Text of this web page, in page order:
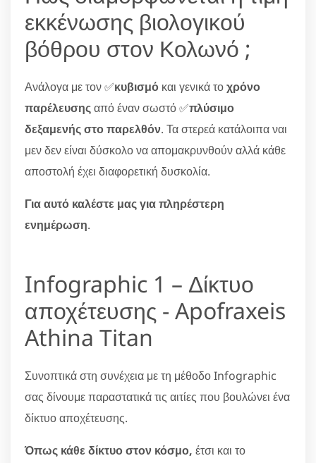
εκκένωσης βιολογικού
βόθρου στον Κολωνό ;
Ανάλογα με τον ✅κυβισμό και γενικά τοχρόνο
παρέλευσηςαπό έναν σωστό ✅πλύσιμο
δεξαμενής στο παρελθόν. Τα στερεά κατάλοιπα ναι
μεν δεν είναι δύσκολο να απομακρυνθούν αλλά κάθε
αποστολή έχει διαφορετική δυσκολία.
Για αυτό καλέστε μας για πληρέστερη
ενημέρωση.
Infographic 1 – Δίκτυο
αποχέτευσης - Apofraxeis
Athina Titan
Συνοπτικά στη συνέχεια με τη μέθοδο Infographic
σας δίνουμε παραστατικά τις αιτίες που βουλώνει ένα
δίκτυο αποχέτευσης.
Όπως κάθε δίκτυο στον κόσμο, έτσι και το